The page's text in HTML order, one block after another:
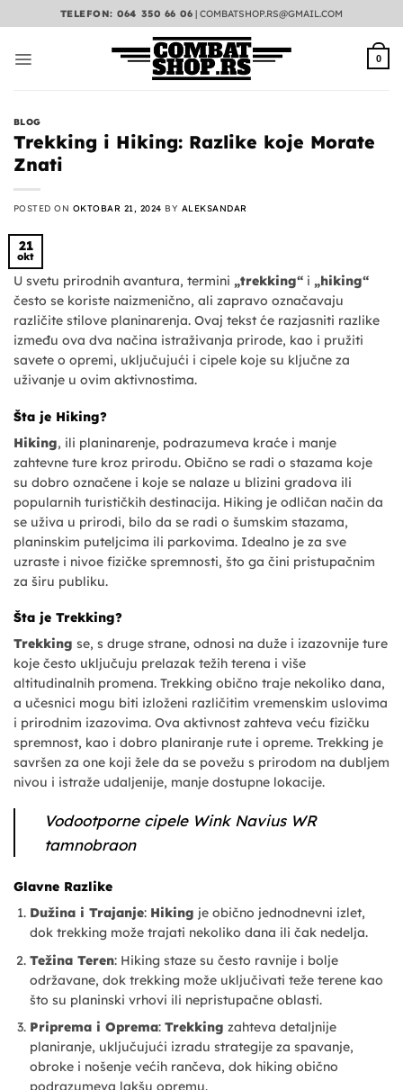
na
TELEFON: 064 350 66 06 |COMBATSHOP.RS@GMAIL.COM
0
BLOG
Trekking i Hiking: Razlike koje Morate
Znati
POSTED ON OKTOBAR 21, 2024 BY ALEKSANDAR
21
okt
U svetu prirodnih avantura, termini „trekking“ i „hiking“
često se koriste naizmenično, ali zapravo označavaju
različite stilove planinarenja. Ovaj tekst će razjasniti razlike
između ova dva načina istraživanja prirode, kao i pružiti
savete o opremi, uključujući i cipele koje su ključne za
uživanje u ovim aktivnostima.
Šta je Hiking?
Hiking, ili planinarenje, podrazumeva kraće i manje
zahtevne ture kroz prirodu. Obično se radi o stazama koje
su dobro označene i koje se nalaze u blizini gradova ili
popularnih turističkih destinacija. Hiking je odličan način da
se uživa u prirodi, bilo da se radi o šumskim stazama,
planinskim puteljcima ili parkovima. Idealno je za sve
uzraste i nivoe fizičke spremnosti, što ga čini pristupačnim
za širu publiku.
Šta je Trekking?
Trekking se, s druge strane, odnosi na duže i izazovnije ture
koje često uključuju prelazak težih terena i više
altitudinalnih promena. Trekking obično traje nekoliko dana,
a učesnici mogu biti izloženi različitim vremenskim uslovima
i prirodnim izazovima. Ova aktivnost zahteva veću fizičku
spremnost, kao i dobro planiranje rute i opreme. Trekking je
savršen za one koji žele da se povežu s prirodom na dubljem
nivou i istraže udaljenije, manje dostupne lokacije.
Vodootporne cipele Wink Navius WR
tamnobraon
Glavne Razlike
Dužina i Trajanje: Hiking je obično jednodnevni izlet,
dok trekking može trajati nekoliko dana ili čak nedelja.
Težina Teren: Hiking staze su često ravnije i bolje
održavane, dok trekking može uključivati teže terene kao
što su planinski vrhovi ili nepristupačne oblasti.
Priprema i Oprema:Trekking zahteva detaljnije
planiranje, uključujući izradu strategije za spavanje,
obroke i nošenje većih rančeva, dok hiking obično
podrazumeva lakšu opremu.